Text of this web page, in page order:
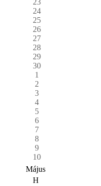
24
25
26
27
28
29
30
1
2
3
4
5
6
7
8
9
10
Május
H